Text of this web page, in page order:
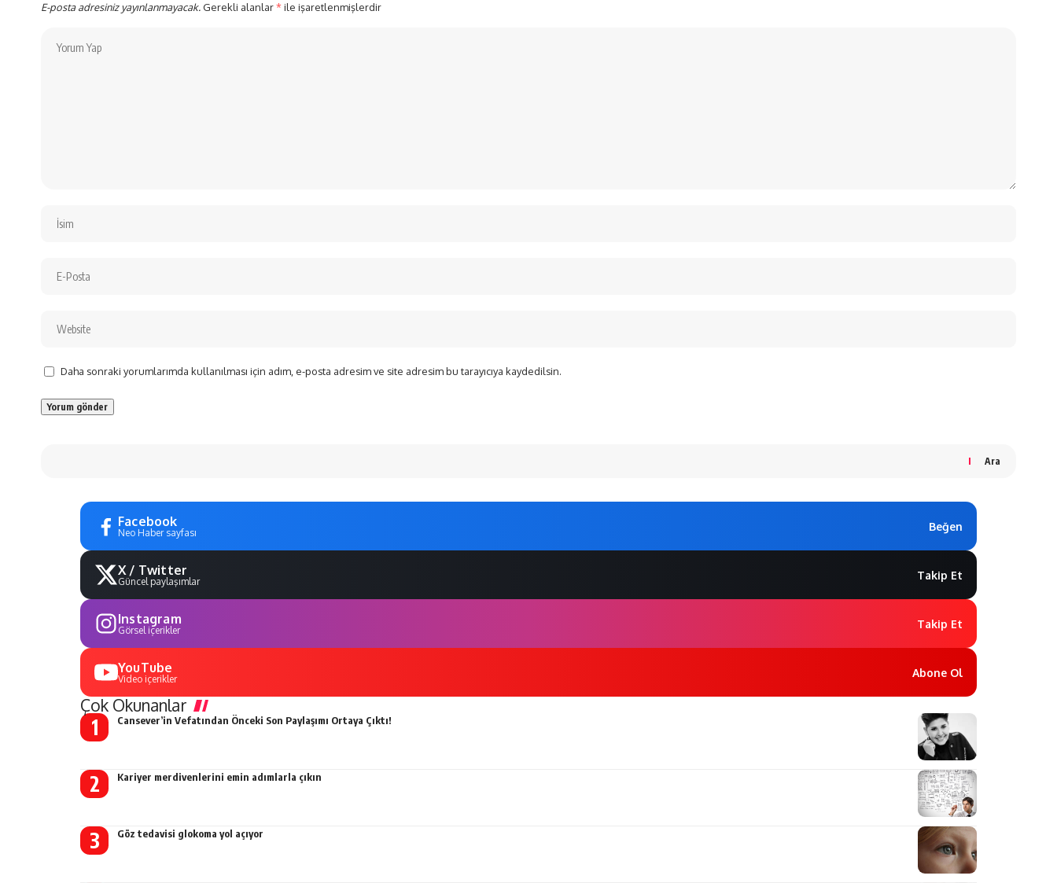
E-posta adresiniz yayınlanmayacak. Gerekli alanlar*ile işaretlenmişlerdir
Daha sonraki yorumlarımda kullanılması için adım, e-posta adresim ve site adresim bu tarayıcıya kaydedilsin.
Ara
Facebook
Neo Haber sayfası Beğen
X / Twitter
Güncel paylaşımlar Takip Et
Instagram
Görsel içerikler Takip Et
YouTube
Video içerikler Abone Ol
Çok Okunanlar
Cansever’in Vefatından Önceki Son Paylaşımı Ortaya Çıktı!
Kariyer merdivenlerini emin adımlarla çıkın
Göz tedavisi glokoma yol açıyor